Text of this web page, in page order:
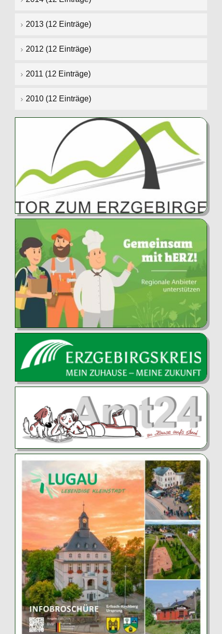
2013 (12 Einträge)
2012 (12 Einträge)
2011 (12 Einträge)
2010 (12 Einträge)